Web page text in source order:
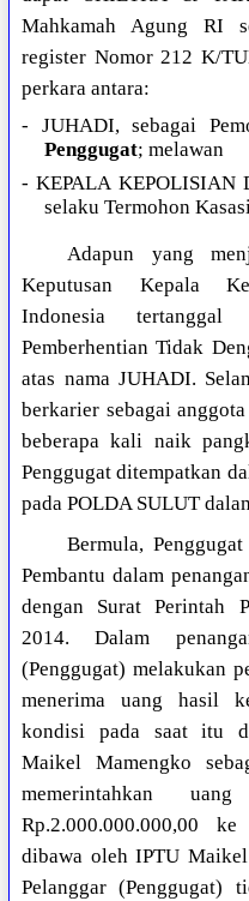
Mahkamah Agung RI
register Nomor 212 K/
perkara antara:
- JUHADI, sebagai
Penggugat; melawan
- KEPALA KEPOLISIAN
selaku Termohon
Adapun yang
Keputusan Kepala
Indonesia
Pemberhentian Tidak
atas nama JUHADI.
berkarier sebagai
beberapa kali naik
Penggugat ditempatkan
pada POLDA SULUT
Bermula,
Pembantu dalam
dengan Surat Perintah
2014. Dalam
(Penggugat) melakukan
menerima uang hasil
kondisi pada saat itu
Maikel Mamengko
memerintahkan
Rp.2.000.000.000,00
dibawa oleh IPTU
Pelanggar (Penggugat)